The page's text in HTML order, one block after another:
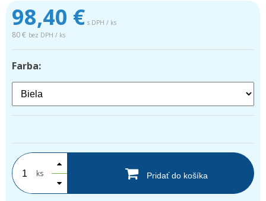
98,40 € s DPH / ks
80 € bez DPH / ks
Farba:
ks Pridať do košíka